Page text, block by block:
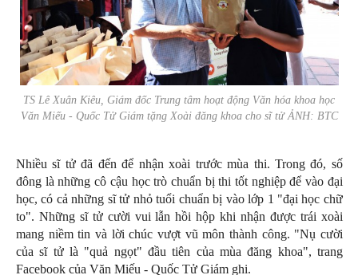
TS Lê Xuân Kiêu, Giám đốc Trung tâm hoạt động Văn hóa khoa học
Văn Miếu - Quốc Tử Giám tặng Xoài đăng khoa cho sĩ tử ẢNH: BTC
Nhiều sĩ tử đã đến để nhận xoài trước mùa thi. Trong đó, số
đông là những cô cậu học trò chuẩn bị thi tốt nghiệp để vào đại
học, có cả những sĩ tử nhỏ tuổi chuẩn bị vào lớp 1 "đại học chữ
to". Những sĩ tử cười vui lẫn hồi hộp khi nhận được trái xoài
mang niềm tin và lời chúc vượt vũ môn thành công. "Nụ cười
của sĩ tử là "quả ngọt" đầu tiên của mùa đăng khoa", trang
Facebook của Văn Miếu - Quốc Tử Giám ghi.